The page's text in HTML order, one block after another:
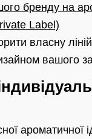
бренду на
Label)
власну
вашого
ароматичної